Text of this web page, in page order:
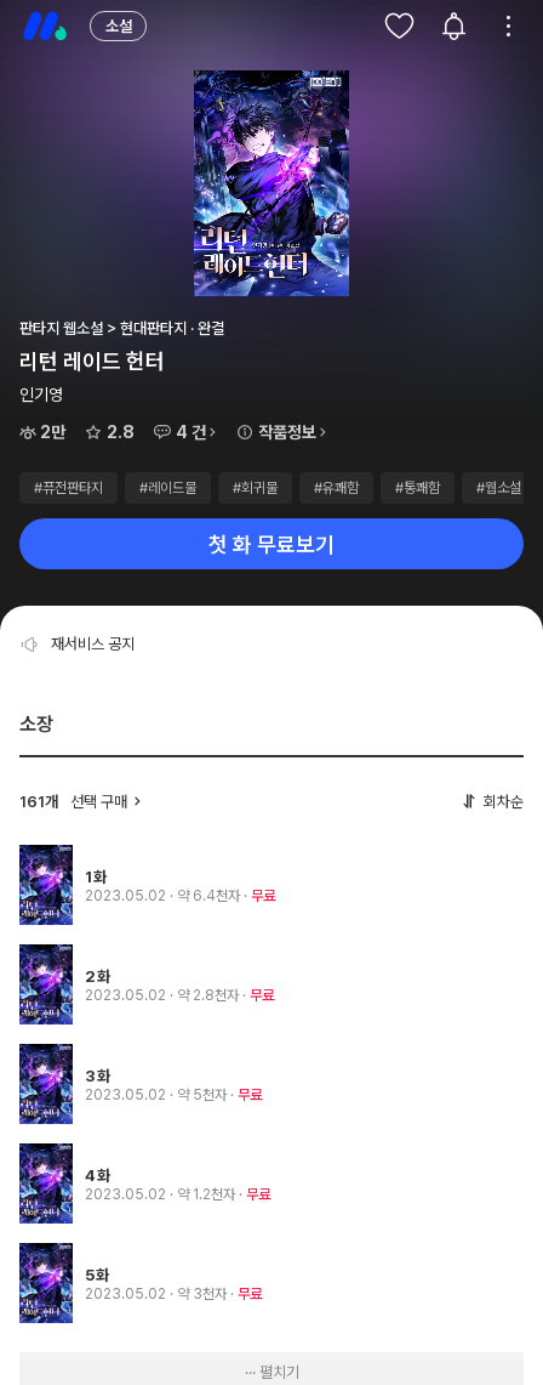
소설
판타지 웹소설 > 현대판타지 · 완결
리턴 레이드 헌터
인기영
2만
2.8 4 건 작품정보
#퓨전판타지 #레이드물 #회귀물 #유쾌함 #통쾌함 #웹소설
첫 화 무료보기
재서비스 공지
소장
161개 선택 구매 회차순
1화
2023.05.02 · 약 6.4천자 무료
2화
2023.05.02 · 약 2.8천자 무료
3화
2023.05.02 · 약 5천자 무료
4화
2023.05.02 · 약 1.2천자 무료
5화
2023.05.02 · 약 3천자 무료
··· 펼치기